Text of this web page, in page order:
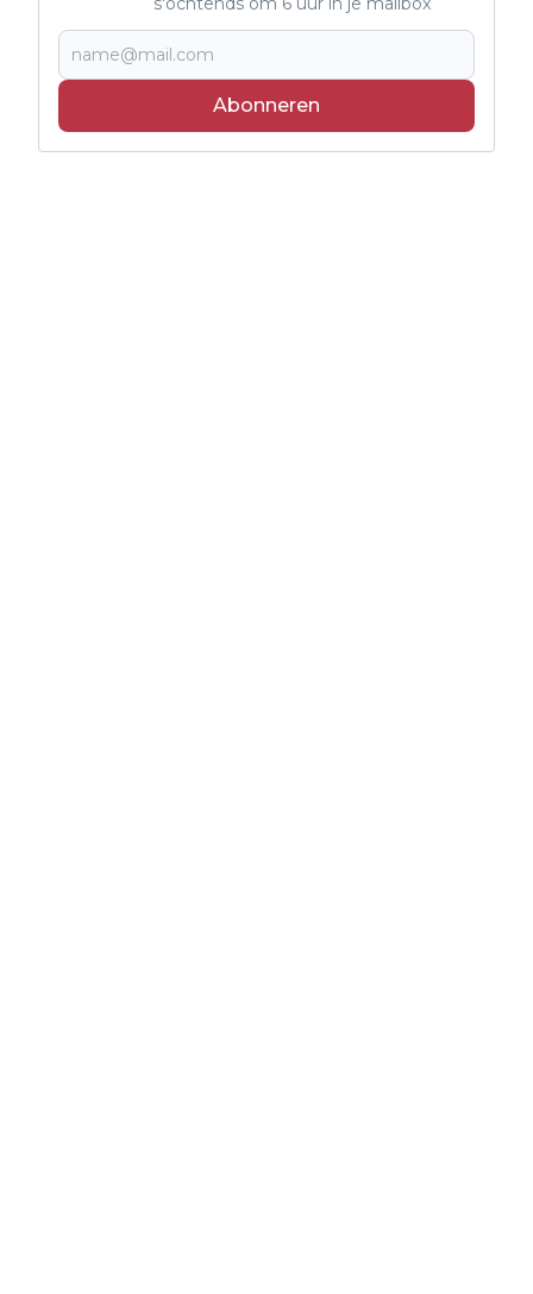
Abonneren